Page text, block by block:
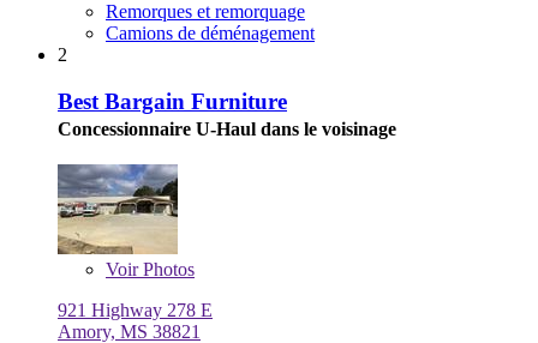
Remorques et remorquage
Camions de déménagement
2
Best Bargain Furniture
Concessionnaire U-Haul dans le voisinage
VoirPhotos
921 Highway 278 E
Amory, MS 38821